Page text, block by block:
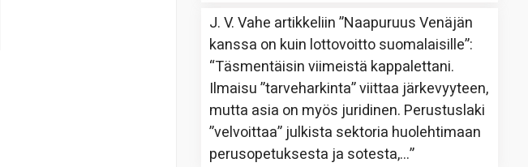
J. V. Vahe artikkeliin”Naapuruus Venäjän
kanssa on kuin lottovoitto suomalaisille”:
“Täsmentäisin viimeistä kappalettani.
Ilmaisu ”tarveharkinta” viittaa järkevyyteen,
mutta asia on myös juridinen. Perustuslaki
”velvoittaa” julkista sektoria huolehtimaan
perusopetuksesta ja sotesta,…”